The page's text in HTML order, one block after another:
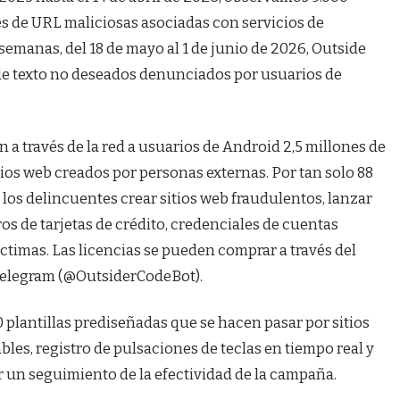
de URL maliciosas asociadas con servicios de
del 18 de mayo al 1 de junio de 2026, Outside
texto no deseados denunciados por usuarios de
través de la red a usuarios de Android 2,5 millones de
web creados por personas externas. Por tan solo 88
los delincuentes crear sitios web fraudulentos, lanzar
de tarjetas de crédito, credenciales de cuentas
Las licencias se pueden comprar a través del
(@OutsiderCodeBot).
prediseñadas que se hacen pasar por sitios
registro de pulsaciones de teclas en tiempo real y
seguimiento de la efectividad de la campaña.